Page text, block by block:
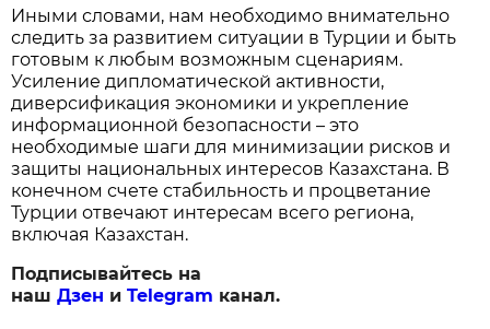
Иными словами, нам необходимо внимательно
следить за развитием ситуации в Турции и быть
готовым к любым возможным сценариям.
Усиление дипломатической активности,
диверсификация экономики и укрепление
информационной безопасности – это
необходимые шаги для минимизации рисков и
защиты национальных интересов Казахстана. В
конечном счете стабильность и процветание
Турции отвечают интересам всего региона,
включая Казахстан.
Подписывайтесь на
нашДзен иTelegram канал.